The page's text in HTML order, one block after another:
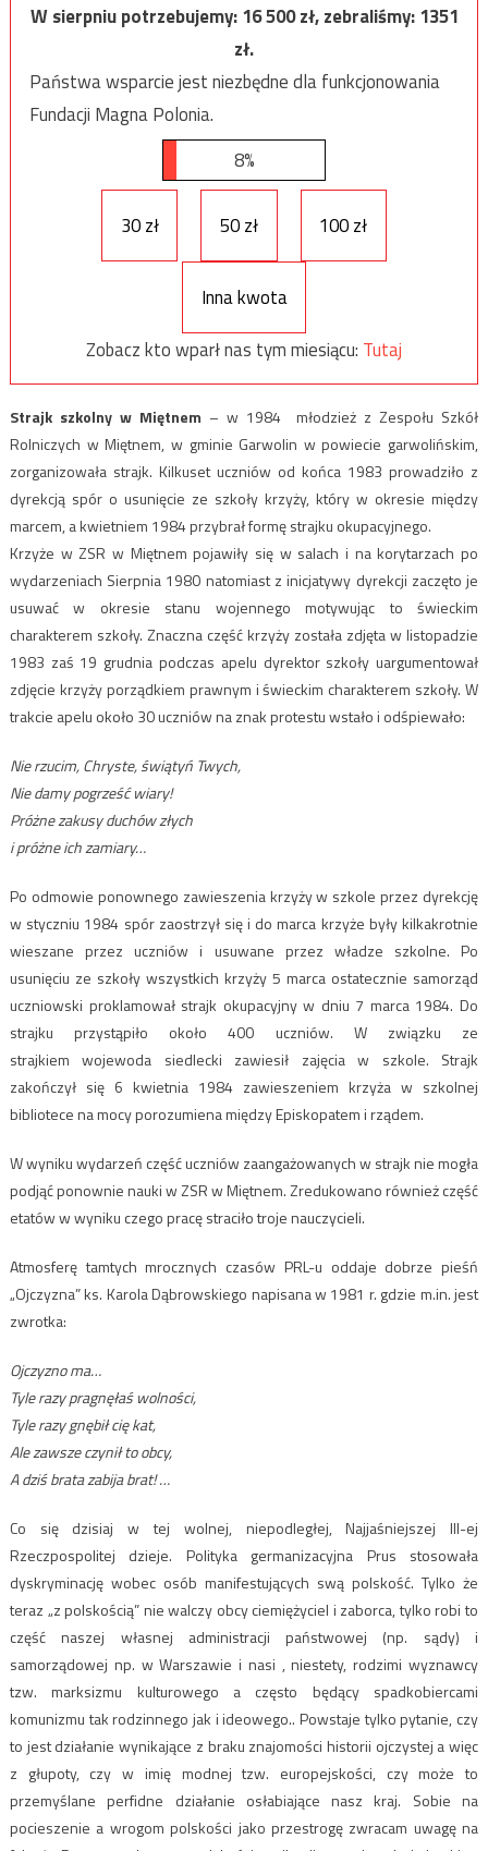
W sierpniu potrzebujemy:16 500zł, zebraliśmy:1351
zł.
Państwa wsparcie jest niezbędne dla funkcjonowania
Fundacji Magna Polonia.
8%
30 zł 50 zł 100 zł
Inna kwota
Zobacz kto wparł nas tym miesiącu: Tutaj
Strajk szkolny w Miętnem – w 1984 młodzież z Zespołu Szkół
Rolniczych w Miętnem, w gminie Garwolin w powiecie garwolińskim,
zorganizowała strajk. Kilkuset uczniów od końca 1983 prowadziło z
dyrekcją spór o usunięcie ze szkoły krzyży, który w okresie między
marcem, a kwietniem 1984 przybrał formę strajku okupacyjnego.
Krzyże w ZSR w Miętnem pojawiły się w salach i na korytarzach po
wydarzeniach Sierpnia 1980 natomiast z inicjatywy dyrekcji zaczęto je
usuwać w okresie stanu wojennego motywując to świeckim
charakterem szkoły. Znaczna część krzyży została zdjęta w listopadzie
1983 zaś 19 grudnia podczas apelu dyrektor szkoły uargumentował
zdjęcie krzyży porządkiem prawnym i świeckim charakterem szkoły. W
trakcie apelu około 30 uczniów na znak protestu wstało i odśpiewało:
Nie rzucim, Chryste, świątyń Twych,
Nie damy pogrześć wiary!
Próżne zakusy duchów złych
i próżne ich zamiary…
Po odmowie ponownego zawieszenia krzyży w szkole przez dyrekcję
w styczniu 1984 spór zaostrzył się i do marca krzyże były kilkakrotnie
wieszane przez uczniów i usuwane przez władze szkolne. Po
usunięciu ze szkoły wszystkich krzyży 5 marca ostatecznie samorząd
uczniowski proklamował strajk okupacyjny w dniu 7 marca 1984. Do
strajku przystąpiło około 400 uczniów. W związku ze
strajkiem wojewoda siedlecki zawiesił zajęcia w szkole. Strajk
zakończył się 6 kwietnia 1984 zawieszeniem krzyża w szkolnej
bibliotece na mocy porozumiena między Episkopatem i rządem.
W wyniku wydarzeń część uczniów zaangażowanych w strajk nie mogła
podjąć ponownie nauki w ZSR w Miętnem. Zredukowano również część
etatów w wyniku czego pracę straciło troje nauczycieli.
Atmosferę tamtych mrocznych czasów PRL-u oddaje dobrze pieśń
„Ojczyzna” ks. Karola Dąbrowskiego napisana w 1981 r. gdzie m.in. jest
zwrotka:
Ojczyzno ma…
Tyle razy pragnęłaś wolności,
Tyle razy gnębił cię kat,
Ale zawsze czynił to obcy,
A dziś brata zabija brat! …
Co się dzisiaj w tej wolnej, niepodległej, Najjaśniejszej III-ej
Rzeczpospolitej dzieje. Polityka germanizacyjna Prus stosowała
dyskryminację wobec osób manifestujących swą polskość. Tylko że
teraz „z polskością” nie walczy obcy ciemiężyciel i zaborca, tylko robi to
część naszej własnej administracji państwowej (np. sądy) i
samorządowej np. w Warszawie i nasi , niestety, rodzimi wyznawcy
tzw. marksizmu kulturowego a często będący spadkobiercami
komunizmu tak rodzinnego jak i ideowego.. Powstaje tylko pytanie, czy
to jest działanie wynikające z braku znajomości historii ojczystej a więc
z głupoty, czy w imię modnej tzw. europejskości, czy może to
przemyślane perfidne działanie osłabiające nasz kraj. Sobie na
pocieszenie a wrogom polskości jako przestrogę zwracam uwagę na